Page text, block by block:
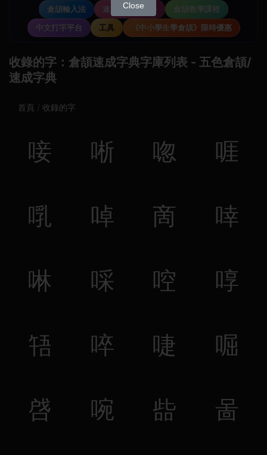
倉頡輸入法
速成輸入法教學
倉頡教學課程
中文打字平台
工具 《中小學生學倉頡》限時優惠
收錄的字：倉頡速成字典字庫列表 - 五色倉頡/
速成字典
首頁 收錄的字
唼 唽 唿 啀
啂 啅 啇 啈
啉 啋 啌 啍
啎 啐 啑 啒
啔 啘 啙 啚
Close